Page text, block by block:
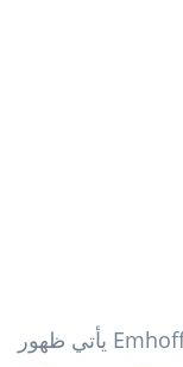
يأتي ظهور Emhoff على منصة العرض بعد ستة أشهر